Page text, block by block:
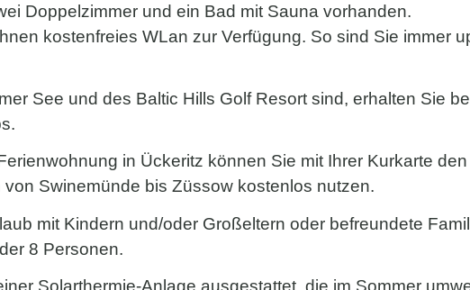
Doppelzimmer und ein Bad mit Sauna vorhanden.
kostenfreies WLan zur Verfügung. So sind Sie immer
See und des Baltic Hills Golf Resort sind, erhalten Sie
in Ückeritz können Sie mit Ihrer Kurkarte
Swinemünde bis Züssow kostenlos nutzen.
mit Kindern und/oder Großeltern oder befreundete
8 Personen.
Solarthermie-Anlage ausgestattet, die im Sommer